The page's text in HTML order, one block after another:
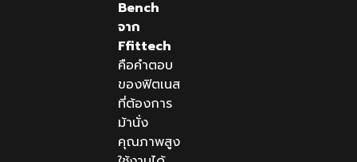
Bench
จาก
Ffittech
คือคำตอบ
ของฟิตเนส
ที่ต้องการ
ม้านั่ง
คุณภาพสูง